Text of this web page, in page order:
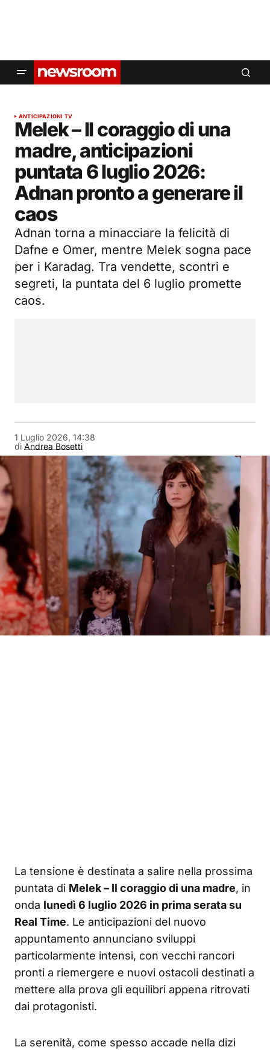
ANTICIPAZIONI TV
Melek – Il coraggio di una
madre, anticipazioni
puntata 6 luglio 2026:
Adnan pronto a generare il
caos
Adnan torna a minacciare la felicità di
Dafne e Omer, mentre Melek sogna pace
per i Karadag. Tra vendette, scontri e
segreti, la puntata del 6 luglio promette
caos.
di Andrea Bosetti
1 Luglio 2026, 14:38
La tensione è destinata a salire nella prossima
puntata di Melek – Il coraggio di una madre, in
onda lunedì 6 luglio 2026 in prima serata su
Real Time. Le anticipazioni del nuovo
appuntamento annunciano sviluppi
particolarmente intensi, con vecchi rancori
pronti a riemergere e nuovi ostacoli destinati a
mettere alla prova gli equilibri appena ritrovati
dai protagonisti.
La serenità, come spesso accade nella dizi